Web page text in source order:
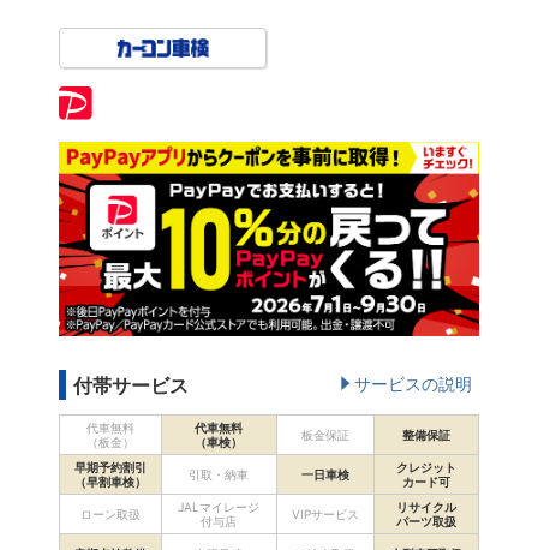
付帯サービス サービスの説明
代車無料
（板金）
代車無料
（車検）
板金保証 整備保証
早期予約割引
（早割車検）
引取・納車 一日車検
クレジット
カード可
ローン取扱
JALマイレージ
付与店
VIPサービス
リサイクル
パーツ取扱